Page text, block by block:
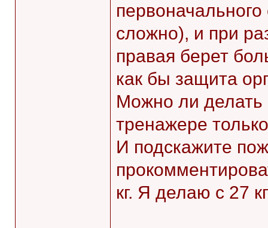
сложно), и при
правая берет
как бы защита
Можно ли делать
тренажере
И подскажите
кг. Я делаю с 27